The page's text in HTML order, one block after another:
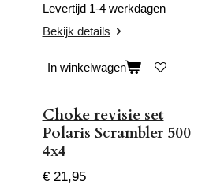
Levertijd 1-4 werkdagen
Bekijk details
In winkelwagen
Choke revisie set
Polaris Scrambler 500
4x4
€ 21,95